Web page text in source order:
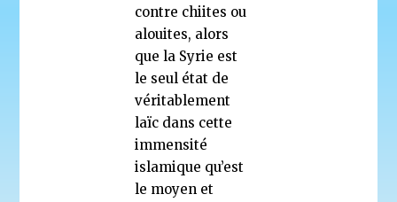
contre chiites ou
alouites, alors
que la Syrie est
le seul état de
véritablement
laïc dans cette
immensité
islamique qu’est
le moyen et